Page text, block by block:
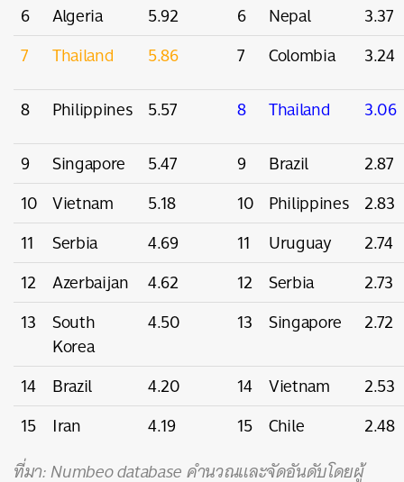
6
Algeria 5.92 6 Nepal
3.37
7
Thailand 5.86 7 Colombia
3.24
8
Philippines 5.57 8 Thailand
3.06
9
Singapore 5.47 9 Brazil
2.87
10 Vietnam 5.18 10 Philippines 2.83
11
Serbia 4.69 11 Uruguay
2.74
12 Azerbaijan 4.62 12 Serbia
2.73
13 South
Korea
4.50 13 Singapore 2.72
14 Brazil 4.20 14 Vietnam
2.53
15
Iran 4.19 15 Chile
2.48
ที่มา: Numbeo database คำนวณและจัดอันดับโดยผู้